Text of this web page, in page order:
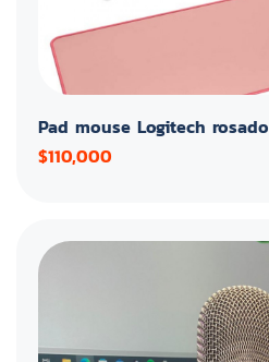
Pad mouse Logitech rosado
$110,000